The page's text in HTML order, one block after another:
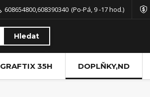
Hledat
608654800,608390340 (Po-Pá, 9 -17 hod.)
GRAFTIX 35H DOPLŇKY,ND